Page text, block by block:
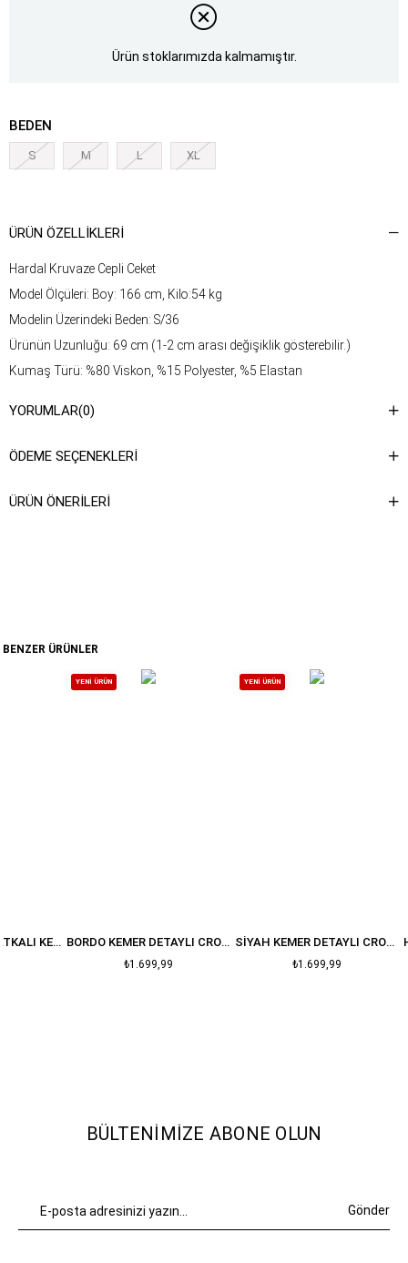
Ürün stoklarımızda kalmamıştır.
BEDEN
S M L XL
ÜRÜN ÖZELLIKLERI
Hardal Kruvaze Cepli Ceket
Model Ölçüleri: Boy: 166 cm, Kilo:54 kg
Modelin Üzerindeki Beden: S/36
Ürünün Uzunluğu: 69 cm (1-2 cm arası değişiklik gösterebilir.)
Kumaş Türü: %80 Viskon, %15 Polyester, %5 Elastan
talimatına ulaşabilirsiniz.
YORUMLAR(0)
ÖDEME SEÇENEKLERI
ÜRÜN ÖNERILERI
BENZER ÜRÜNLER
SIYAH ASTARLI VATKALI KETEN DOKULU CROP CEKET BORDO KEMER DETAYLI CROP DERI CEKET
₺1.699,99
YENI ÜRÜN
SIYAH KEMER DETAYLI CROP DERI CEKET
₺1.699,99
YENI ÜRÜN
BÜLTENIMIZE ABONE OLUN
Gönder